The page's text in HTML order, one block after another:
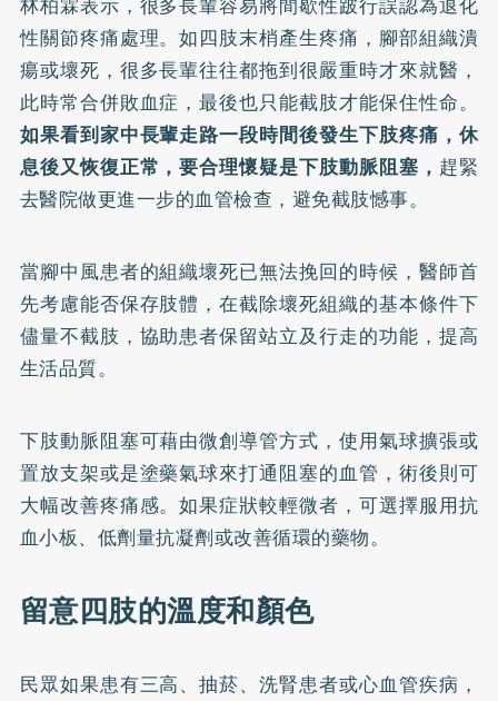
林柏霖表示，很多長輩容易將間歇性跛行誤認為退化
性關節疼痛處理。如四肢末梢產生疼痛，腳部組織潰
瘍或壞死，很多長輩往往都拖到很嚴重時才來就醫，
此時常合併敗血症，最後也只能截肢才能保住性命。
如果看到家中長輩走路一段時間後發生下肢疼痛，休
息後又恢復正常，要合理懷疑是下肢動脈阻塞， 趕緊
去醫院做更進一步的血管檢查，避免截肢憾事。
當腳中風患者的組織壞死已無法挽回的時候，醫師首
先考慮能否保存肢體，在截除壞死組織的基本條件下
儘量不截肢，協助患者保留站立及行走的功能，提高
生活品質。
下肢動脈阻塞可藉由微創導管方式，使用氣球擴張或
置放支架或是塗藥氣球來打通阻塞的血管，術後則可
大幅改善疼痛感。如果症狀較輕微者，可選擇服用抗
血小板、低劑量抗凝劑或改善循環的藥物。
留意四肢的溫度和顏色
民眾如果患有三高、抽菸、洗腎患者或心血管疾病，